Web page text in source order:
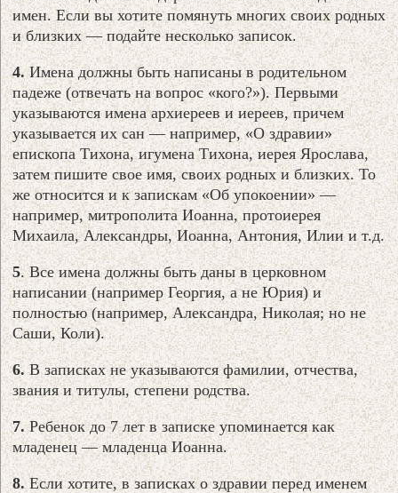
имен. Если вы хотите помянуть многих своих родных
и близких — подайте несколько записок.
4.Имена должны быть написаны в родительном
падеже (отвечать на вопрос «кого?»). Первыми
указываются имена архиереев и иереев, причем
указывается их сан — например, «О здравии»
епископа Тихона, игумена Тихона, иерея Ярослава,
затем пишите свое имя, своих родных и близких. То
же относится и к запискам «Об упокоении» —
например, митрополита Иоанна, протоиерея
Михаила, Александры, Иоанна, Антония, Илии и т.д.
5. Все имена должны быть даны в церковном
написании (например Георгия, а не Юрия) и
полностью (например, Александра, Николая; но не
Саши, Коли).
6. В записках не указываются фамилии, отчества,
звания и титулы, степени родства.
7.Ребенок до 7 лет в записке упоминается как
младенец — младенца Иоанна.
8.Если хотите, в записках о здравии перед именем